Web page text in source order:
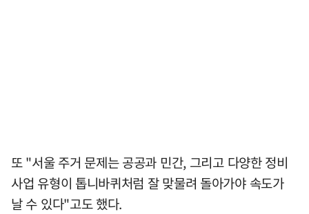
또 "서울 주거 문제는 공공과 민간, 그리고 다양한 정비
사업 유형이 톱니바퀴처럼 잘 맞물려 돌아가야 속도가
날 수 있다"고도 했다.